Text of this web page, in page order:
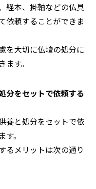
経本、掛軸などの仏具
依頼することができま
を大切に仏壇の処分に
す。
分をセットで依頼する
養と処分をセットで依
。
るメリットは次の通り